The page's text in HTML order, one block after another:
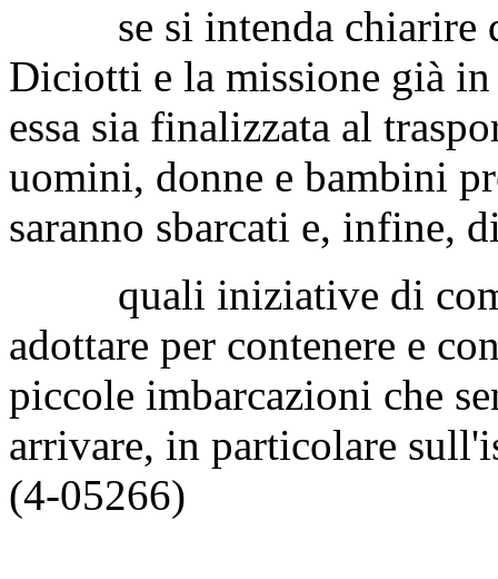
se si intenda chiarire
Diciotti e la missione già
essa sia finalizzata al
uomini, donne e bambini
saranno sbarcati e, infine,
quali iniziative di
adottare per contenere e
piccole imbarcazioni che
arrivare, in particolare
(4-05266)